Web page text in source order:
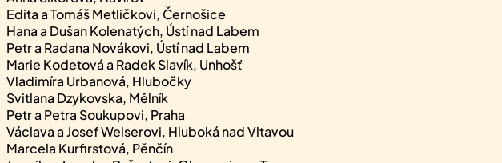
Edita a Tomáš Metličkovi, Černošice
Hana a Dušan Kolenatých, Ústí nad Labem
Petr a Radana Novákovi, Ústí nad Labem
Marie Kodetová a Radek Slavík, Unhošť
Vladimíra Urbanová, Hlubočky
Svitlana Dzykovska, Mělník
Petr a Petra Soukupovi, Praha
Václava a Josef Welserovi, Hluboká nad Vltavou
Marcela Kurfirstová, Pěnčín